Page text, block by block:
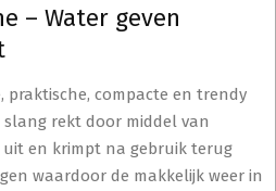
– Water geven
praktische, compacte en trendy
rekt door middel van
en krimpt na gebruik terug
waardoor de makkelijk weer in